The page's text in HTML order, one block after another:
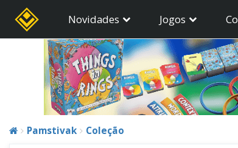
Novidades Jogos
Pamstivak Coleção